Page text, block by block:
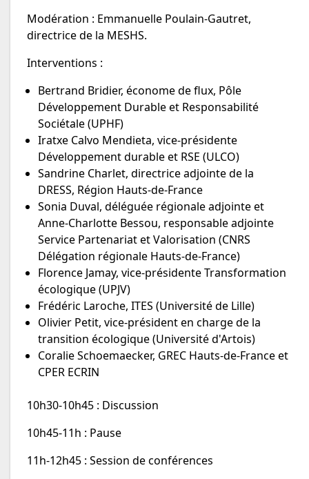
Modération : Emmanuelle Poulain-Gautret,
directrice de la MESHS.
Interventions :
Bertrand Bridier, économe de flux, Pôle
Développement Durable et Responsabilité
Sociétale (UPHF)
Iratxe Calvo Mendieta, vice-présidente
Développement durable et RSE (ULCO)
Sandrine Charlet, directrice adjointe de la
DRESS, Région Hauts-de-France
Sonia Duval, déléguée régionale adjointe et
Anne-Charlotte Bessou, responsable adjointe
Service Partenariat et Valorisation (CNRS
Délégation régionale Hauts-de-France)
Florence Jamay, vice-présidente Transformation
écologique (UPJV)
Frédéric Laroche, ITES (Université de Lille)
Olivier Petit, vice-président en charge de la
transition écologique (Université d'Artois)
Coralie Schoemaecker, GREC Hauts-de-France et
CPER ECRIN
10h30-10h45 : Discussion
10h45-11h : Pause
11h-12h45 : Session de conférences